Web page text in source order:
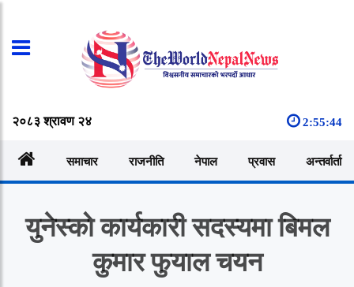
२०८३ श्रावण २४ 2:55:44
समाचार राजनीति नेपाल प्रवास अन्तर्वार्ता
युनेस्को कार्यकारी सदस्यमा बिमल
कुमार फुयाल चयन